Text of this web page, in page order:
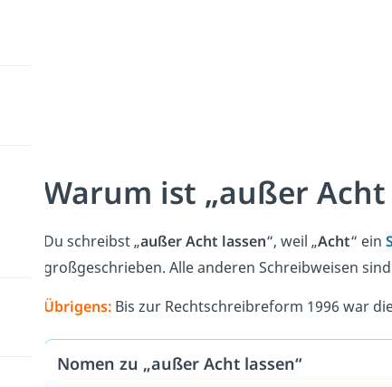
Warum ist „außer
Du schreibst „außer Acht lassen“, weil „Acht“ ein
großgeschrieben. Alle anderen Schreibweisen
Übrigens:Bis zur Rechtschreibreform 1996 war
Nomen zu „außer Acht lassen“